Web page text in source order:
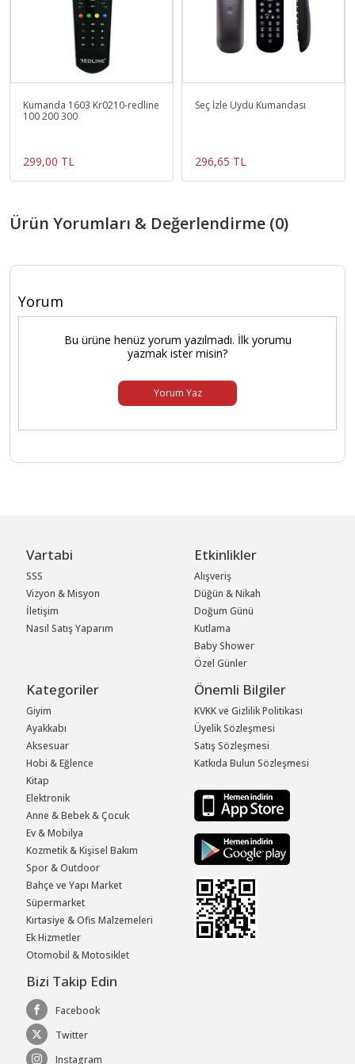
Kumanda 1603 Kr0210-redline
100 200 300
299,00 TL
Seç İzle Uydu Kumandası
296,65 TL
Ürün Yorumları & Değerlendirme (0)
Yorum
Bu ürüne henüz yorum yazılmadı. İlk yorumu
yazmak ister misin?
Yorum Yaz
Vartabi
SSS
Vizyon & Misyon
İletişim
Nasıl Satış Yaparım
Etkinlikler
Alışveriş
Düğün & Nikah
Doğum Günü
Kutlama
Baby Shower
Özel Günler
Kategoriler
Giyim
Ayakkabı
Aksesuar
Hobi & Eğlence
Kitap
Elektronik
Anne & Bebek & Çocuk
Ev & Mobilya
Kozmetik & Kişisel Bakım
Spor & Outdoor
Bahçe ve Yapı Market
Süpermarket
Kırtasiye & Ofis Malzemeleri
Ek Hizmetler
Otomobil & Motosiklet
Önemli Bilgiler
KVKK ve Gizlilik Politikası
Üyelik Sözleşmesi
Satış Sözleşmesi
Katkıda Bulun Sözleşmesi
Bizi Takip Edin
Facebook
Twitter
Instagram